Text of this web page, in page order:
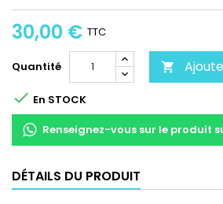
30,00 € TTC
Quantité 
 En STOCK
Renseignez-vous sur le produit
DÉTAILS DU PRODUIT